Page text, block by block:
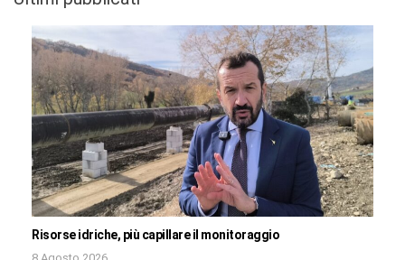
Risorse idriche, più capillare il monitoraggio